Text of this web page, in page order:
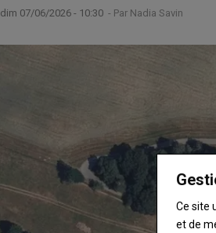
dim 07/06/2026 - 10:30 - Par Nadia Savin
Ce site
et de